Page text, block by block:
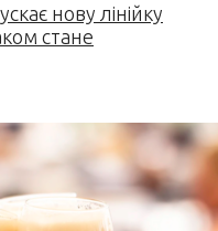
нову лінійку
стане